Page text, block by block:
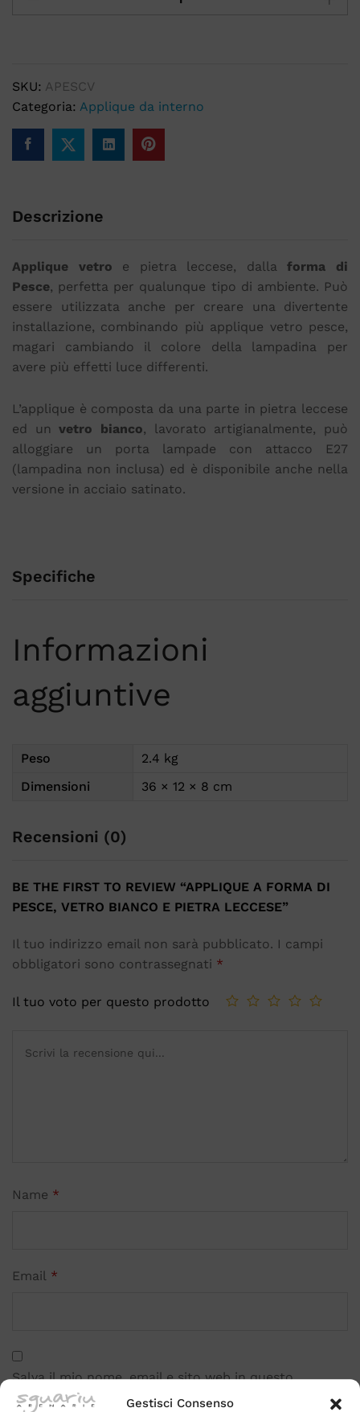
Gestisci Consenso
SKU: APESCV
Categoria: Applique da interno
Descrizione
Applique vetro e pietra leccese, dallaforma di
Pesce, perfetta per qualunque tipo di ambiente. Può
essere utilizzata anche per creare una divertente
installazione, combinando più applique vetro pesce,
magari cambiando il colore della lampadina per
avere più effetti luce differenti.
L’applique è composta da una parte in pietra leccese
ed unvetro bianco, lavorato artigianalmente, può
alloggiare un porta lampade con attacco E27
(lampadina non inclusa) ed è disponibile anche nella
versione in acciaio satinato.
Specifiche
Informazioni
aggiuntive
Peso
2.4 kg
Dimensioni
36 × 12 × 8 cm
Recensioni (0)
BE THE FIRST TO REVIEW “APPLIQUE A FORMA DI
PESCE, VETRO BIANCO E PIETRA LECCESE”
Il tuo indirizzo email non sarà pubblicato. I campi
obbligatori sono contrassegnati *
Il tuo voto per questo prodotto
Name *
Email *
Salva il mio nome, email e sito web in questo
browser per la prossima volta che commento.